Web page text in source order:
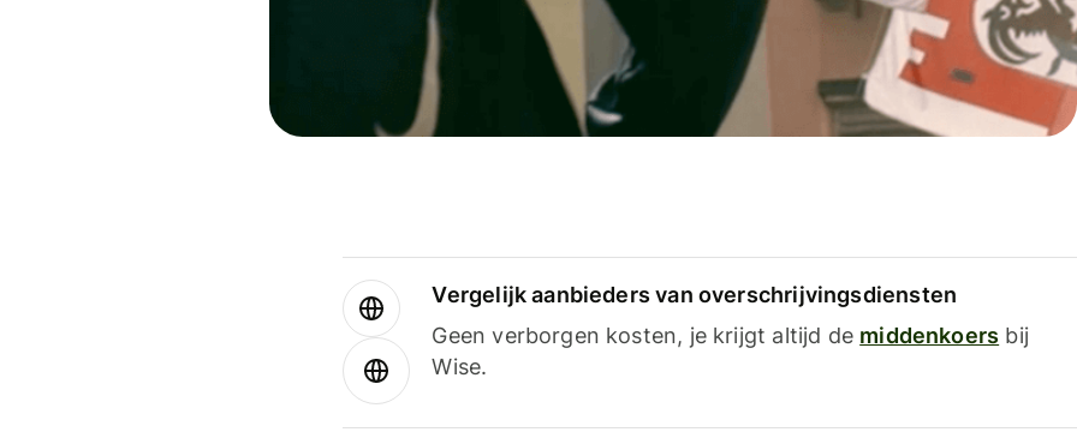
Vergelijk aanbieders van overschrijvingsdiensten
Geen verborgen kosten, je krijgt altijd de middenkoers bij
Wise.